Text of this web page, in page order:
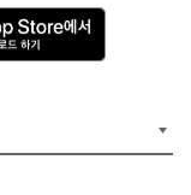
A
p
p
e